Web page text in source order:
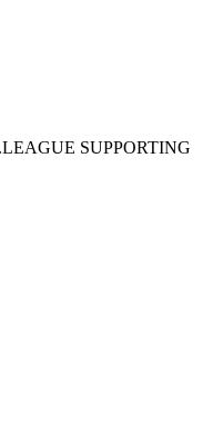
SUPPORTING